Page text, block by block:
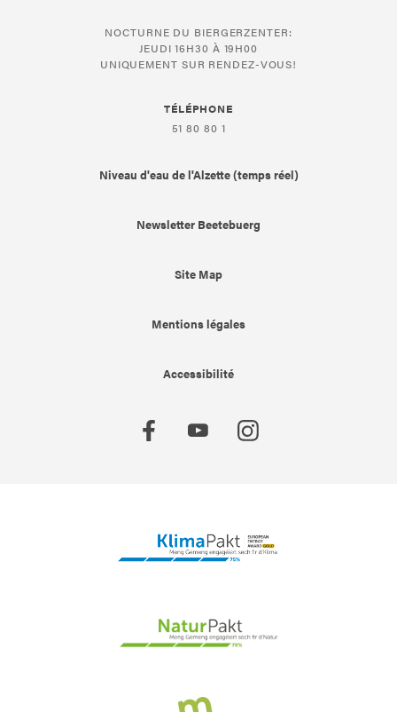
NOCTURNE DU BIERGERZENTER:
JEUDI 16H30 À 19H00
UNIQUEMENT SUR RENDEZ-VOUS!
TÉLÉPHONE
51 80 80 1
Niveau d'eau de l'Alzette (temps réel)
Newsletter Beetebuerg
Site Map
Mentions légales
Accessibilité